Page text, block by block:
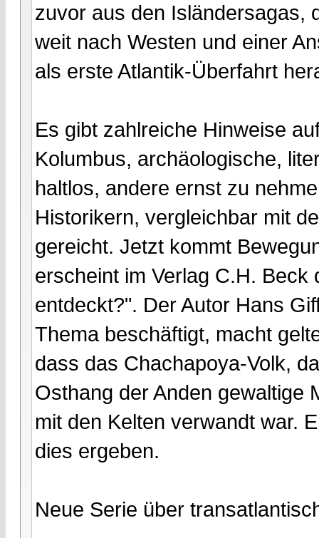
zuvor aus den Isländersagas,
weit nach Westen und einer
als erste Atlantik-Überfahrt
Es gibt zahlreiche Hinweise
Kolumbus, archäologische,
haltlos, andere ernst zu
Historikern, vergleichbar mit
gereicht. Jetzt kommt
erscheint im Verlag C.H. Beck
entdeckt?". Der Autor Hans
Thema beschäftigt, macht
dass das Chachapoya-Volk,
Osthang der Anden gewaltige
mit den Kelten verwandt war.
dies ergeben.
Neue Serie über